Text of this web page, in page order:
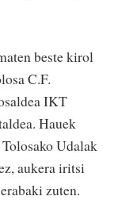
beste kirol
C.F.
IKT
Hauek
Udalak
aukera iritsi
zuten.